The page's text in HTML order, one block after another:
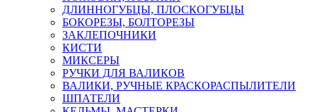
ДЛИННОГУБЦЫ, ПЛОСКОГУБЦЫ
БОКОРЕЗЫ, БОЛТОРЕЗЫ
ЗАКЛЕПОЧНИКИ
КИСТИ
МИКСЕРЫ
РУЧКИ ДЛЯ ВАЛИКОВ
ВАЛИКИ, РУЧНЫЕ КРАСКОРАСПЫЛИТЕЛИ
ШПАТЕЛИ